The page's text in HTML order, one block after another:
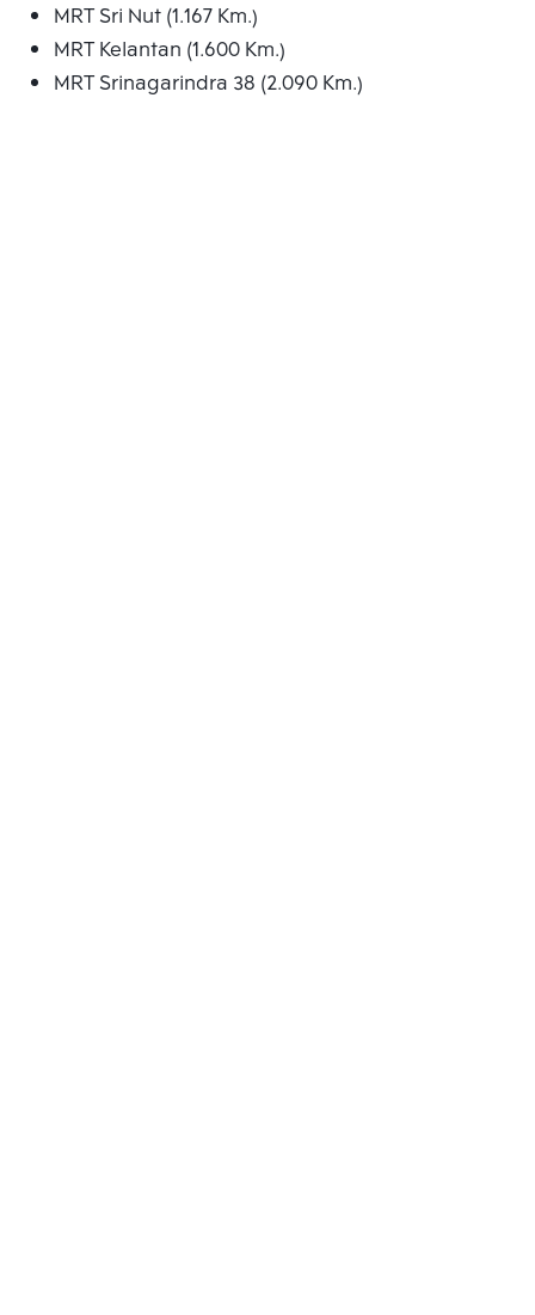
MRT Sri Nut (1.167 Km.)
MRT Kelantan (1.600 Km.)
MRT Srinagarindra 38 (2.090 Km.)